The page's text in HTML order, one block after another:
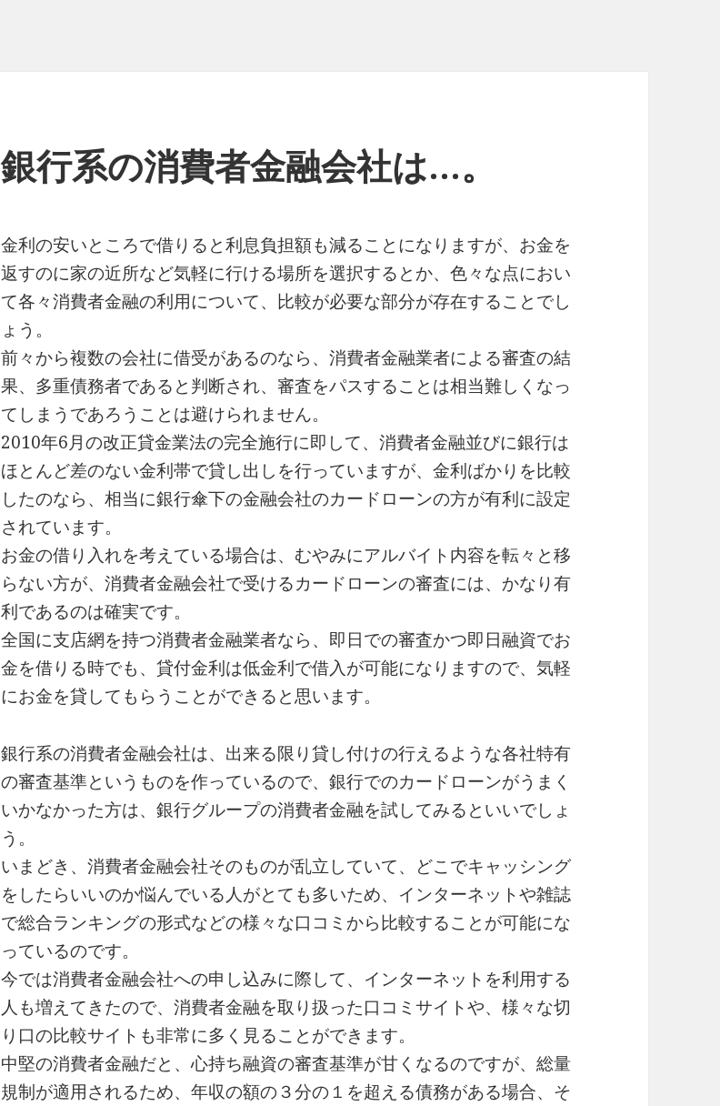
銀行系の消費者金融会社は…。
金利の安いところで借りると利息負担額も減ることになりますが、お金を
返すのに家の近所など気軽に行ける場所を選択するとか、色々な点におい
て各々消費者金融の利用について、比較が必要な部分が存在することでし
ょう。
前々から複数の会社に借受があるのなら、消費者金融業者による審査の結
果、多重債務者であると判断され、審査をパスすることは相当難しくなっ
てしまうであろうことは避けられません。
2010年6月の改正貸金業法の完全施行に即して、消費者金融並びに銀行は
ほとんど差のない金利帯で貸し出しを行っていますが、金利ばかりを比較
したのなら、相当に銀行傘下の金融会社のカードローンの方が有利に設定
されています。
お金の借り入れを考えている場合は、むやみにアルバイト内容を転々と移
らない方が、消費者金融会社で受けるカードローンの審査には、かなり有
利であるのは確実です。
全国に支店網を持つ消費者金融業者なら、即日での審査かつ即日融資でお
金を借りる時でも、貸付金利は低金利で借入が可能になりますので、気軽
にお金を貸してもらうことができると思います。
銀行系の消費者金融会社は、出来る限り貸し付けの行えるような各社特有
の審査基準というものを作っているので、銀行でのカードローンがうまく
いかなかった方は、銀行グループの消費者金融を試してみるといいでしょ
う。
いまどき、消費者金融会社そのものが乱立していて、どこでキャッシング
をしたらいいのか悩んでいる人がとても多いため、インターネットや雑誌
で総合ランキングの形式などの様々な口コミから比較することが可能にな
っているのです。
今では消費者金融会社への申し込みに際して、インターネットを利用する
人も増えてきたので、消費者金融を取り扱った口コミサイトや、様々な切
り口の比較サイトも非常に多く見ることができます。
中堅の消費者金融だと、心持ち融資の審査基準が甘くなるのですが、総量
規制が適用されるため、年収の額の３分の１を超える債務がある場合、そ